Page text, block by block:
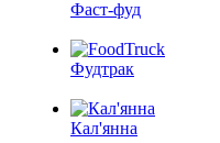
Фаст-фуд
Фудтрак
Кал'янна